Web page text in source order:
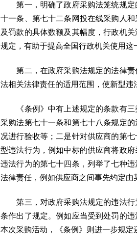
第一，明确了政府采购法笼统规定
十一条、第七十二条网投在线采购人
及罚款的具体数额及其幅度，行政机
规定，有助于提高全国行政机关使用这
第二，在政府采购法规定的法律责
法相关法律责任的适用范围，使新型违
《条例》中有上述规定的条款有三
采购法第七十一条和第七十八条规定
况进行验收等；二是针对供应商的第
型违法行为，例如中标的供应商将政
违法行为的第七十四条，列举了七种
法律责任，例如供应商之间事先约定由
第三，对政府采购法规定的违法行
条作出了规定。例如应当受到处罚的
本次采购活动，《条例》则进一步规定